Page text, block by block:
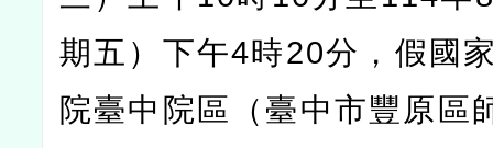
期五）下午4時20分，假國
院臺中院區（臺中市豐原區